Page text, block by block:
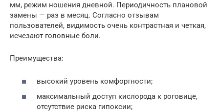
мм, режим ношения дневной. Периодичность плановой
замены — раз в месяц. Согласно отзывам
пользователей, видимость очень контрастная и четкая,
исчезают головные боли.
Преимущества:
высокий уровень комфортности;
максимальный доступ кислорода к роговице,
отсутствие риска гипоксии;